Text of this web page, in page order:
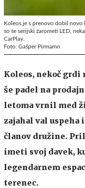
Koleos je s prenovo dobil novo
so še serijski žarometi LED,
CarPlay.
Foto: Gašper Pirmamn
Koleos, nekoč grdi
še padel na
letoma vrnil med
zajahal val uspeha
članov družine.
imeti svoj davek,
legendarnem
terenec.